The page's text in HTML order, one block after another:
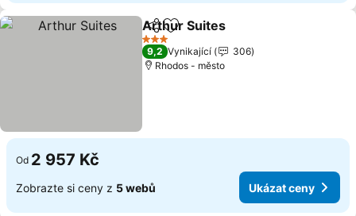
SdíletPřidat na seznam oblíbených
Arthur Suites
3 Počet hvězdiček
9,2 Vynikající
306
Rhodos - město
Od 2 957 Kč
Zobrazte si ceny z 5 webů Ukázat ceny